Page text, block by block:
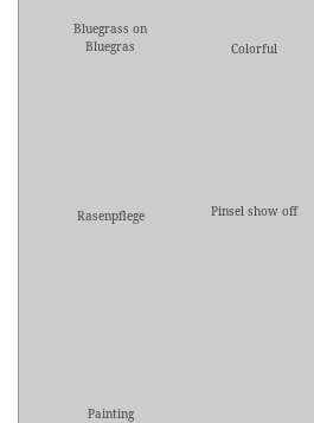
Bluegrass on
Bluegras
Colorful
Rasenpflege Pinsel show off
Painting